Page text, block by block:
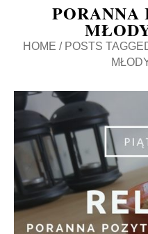
PORANNA
HOME / POSTS